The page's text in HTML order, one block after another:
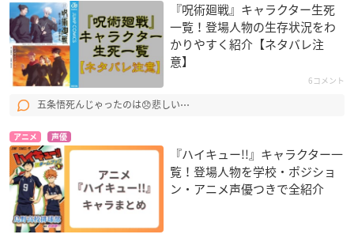
『呪術廻戦』キャラクター生死
一覧！登場人物の生存状況をわ
かりやすく紹介【ネタバレ注
意】
6コメント
五条悟死んじゃったのは😞悲しい⋯
アニメ 声優
『ハイキュー!!』キャラクター一
覧！登場人物を学校・ポジショ
ン・アニメ声優つきで全紹介